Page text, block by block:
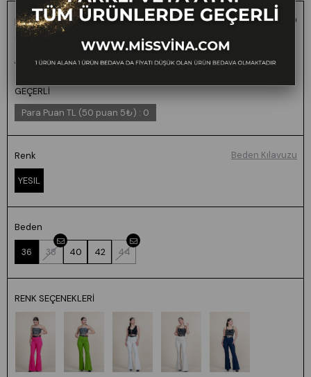
MissVina İspanyol Paça Yüksek Bel Kemerli Pantolon
3950
₺2.600,00 ₺1.299,00 50 FARKLI VEYA AYNI
GEÇERLİ
Para Puan TL (50 puan 5₺) : 0
Renk
YESIL
Beden
36 38 40 42 44
Beden Kılavuzu
RENK SEÇENEKLERI